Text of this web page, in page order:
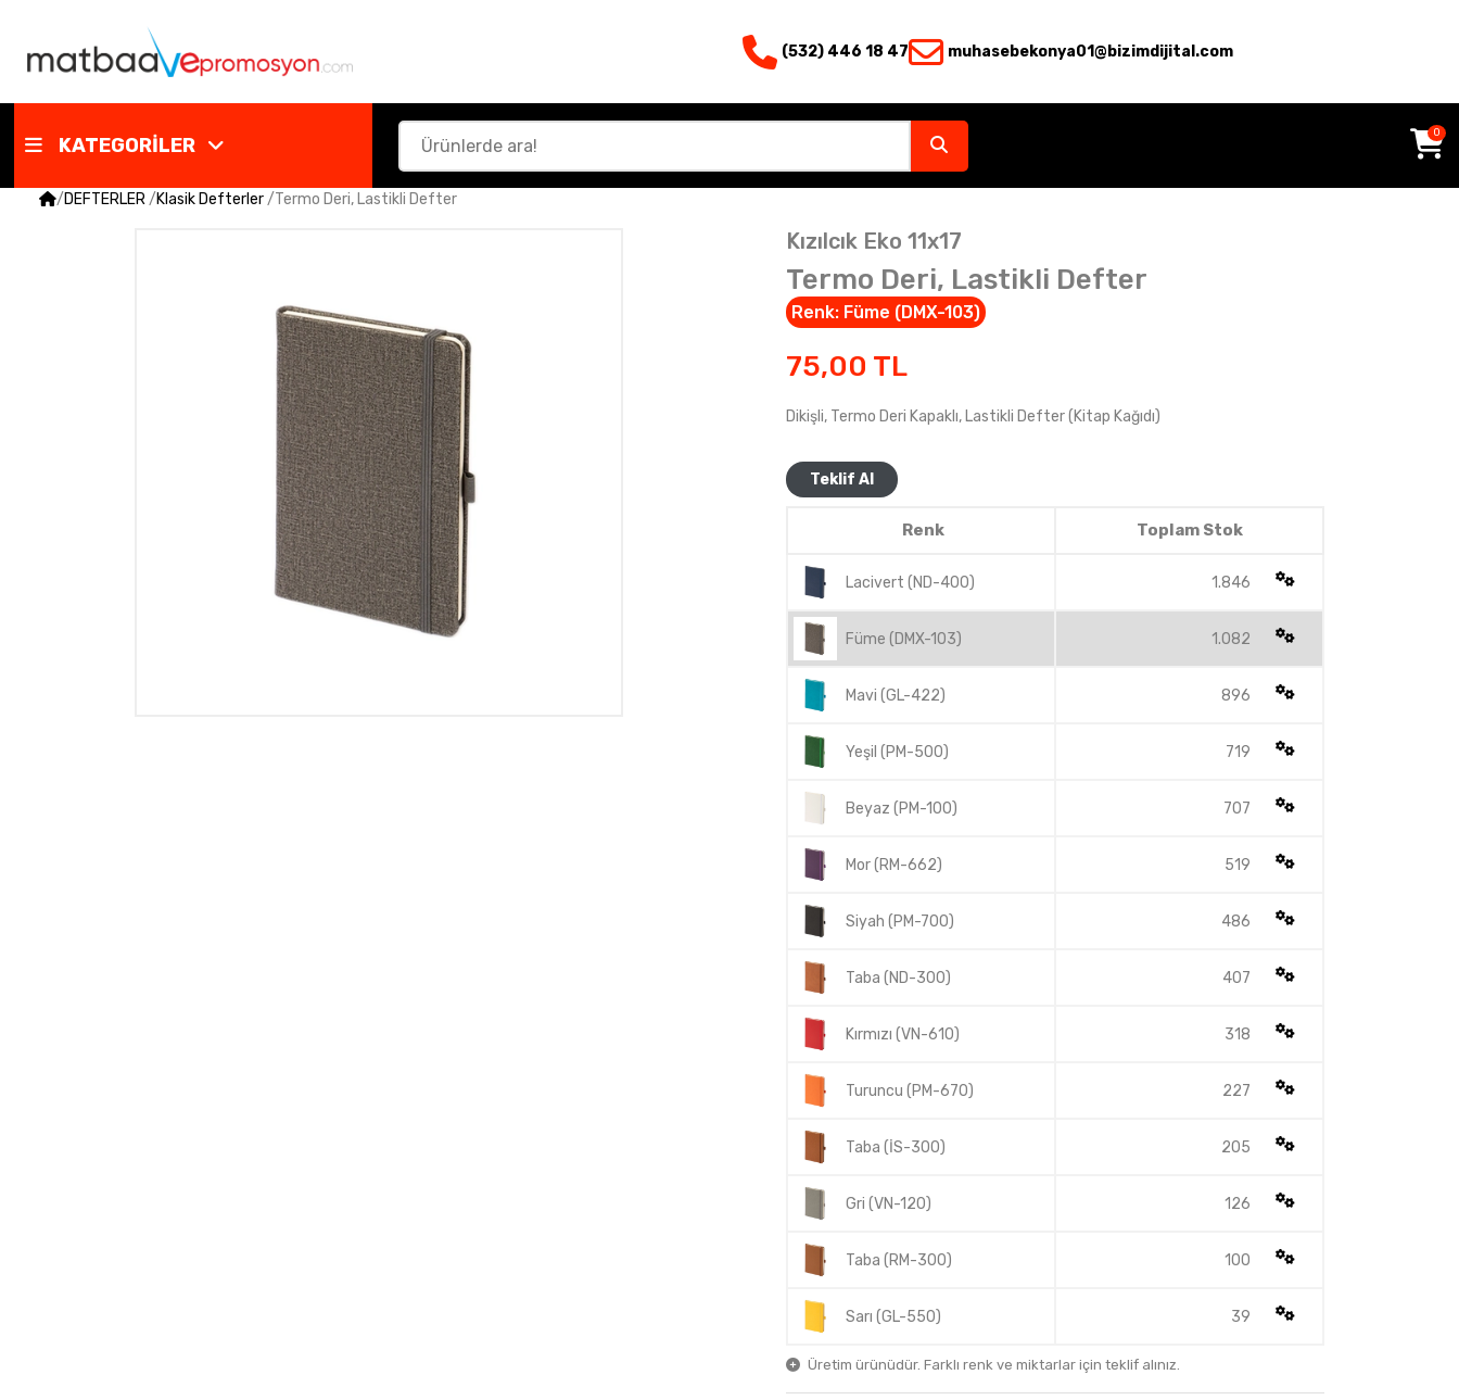
(532) 446 18 47 muhasebekonya01@bizimdijital.com
KATEGORİLER
0
/DEFTERLER/Klasik Defterler/Termo Deri, Lastikli Defter
Kızılcık Eko 11x17
Termo Deri, Lastikli Defter
Renk: Füme (DMX-103)
75,00 TL
Dikişli, Termo Deri Kapaklı, Lastikli Defter (Kitap Kağıdı)
Teklif Al
Renk Toplam Stok
Lacivert (ND-400) 1.846
Füme (DMX-103) 1.082
Mavi (GL-422) 896
Yeşil (PM-500) 719
Beyaz (PM-100) 707
Mor (RM-662) 519
Siyah (PM-700) 486
Taba (ND-300) 407
Kırmızı (VN-610) 318
Turuncu (PM-670) 227
Taba (İS-300) 205
Gri (VN-120) 126
Taba (RM-300) 100
Sarı (GL-550) 39
Üretim ürünüdür. Farklı renk ve miktarlar için teklif alınız.